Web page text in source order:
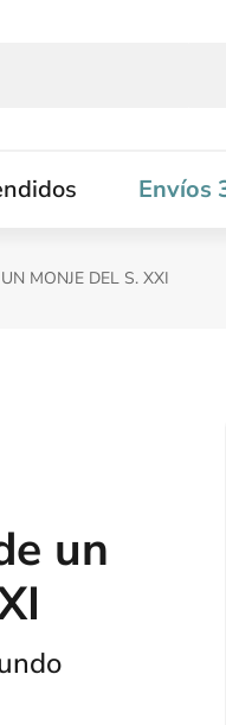
Envíos
MONJE DEL S. XXI
un